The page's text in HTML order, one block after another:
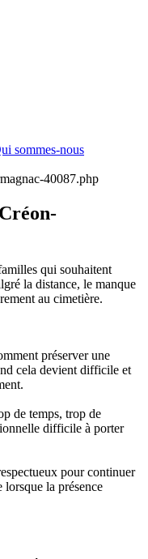
sommes-nous
40087.php
qui souhaitent
la distance, le manque
au cimetière.
préserver une
cela devient difficile et
de temps, trop de
difficile à porter
pour continuer
lorsque la présence